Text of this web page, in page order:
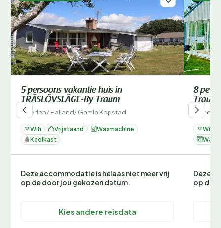
5 persoons vakantie huis in
TRÄSLÖVSLÄGE-By Traum
Zweden/Halland/Gamla Köpstad
Wifi Vrijstaand
Wasmachine
Koelkast
Deze accommodatie is helaas niet meer vrij
op de door jou gekozen datum.
Kies andere reisdata
8
Traum
Zweden
Wifi
Deze
op de